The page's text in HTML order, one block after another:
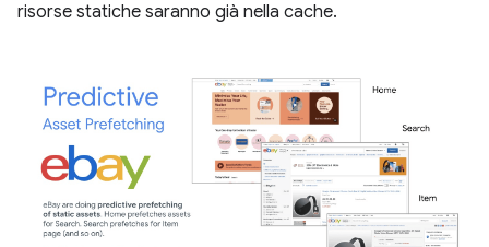
risorse statiche saranno già nella cache.